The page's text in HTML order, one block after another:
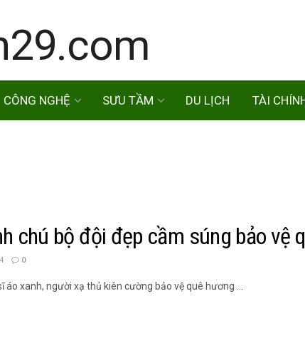
CÔNG NGHỆ SƯU TẦM DU LỊCH TÀI
chú bộ đội đẹp cầm súng bảo vệ
0
áo xanh, người xạ thủ kiên cường bảo vệ quê hương ...